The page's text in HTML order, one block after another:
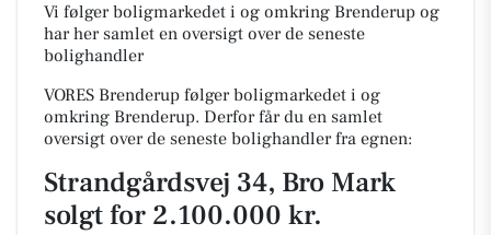
Vi følger boligmarkedet i og omkring Brenderup og
har her samlet en oversigt over de seneste
bolighandler
VORES Brenderup følger boligmarkedet i og
omkring Brenderup. Derfor får du en samlet
oversigt over de seneste bolighandler fra egnen:
Strandgårdsvej 34, Bro Mark
solgt for 2.100.000 kr.